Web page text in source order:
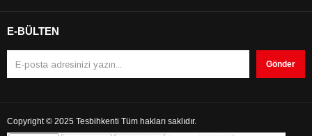
E-BÜLTEN
Gönder
Copyright © 2025 Tesbihkenti Tüm hakları saklıdır.